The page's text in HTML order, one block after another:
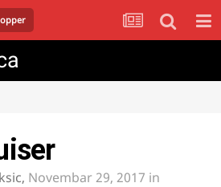
, Novembar 29, 2017 in